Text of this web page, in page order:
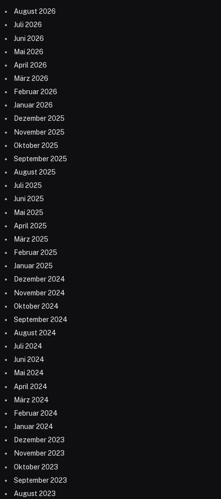
August 2026
Juli 2026
Juni 2026
Mai 2026
April 2026
März 2026
Februar 2026
Januar 2026
Dezember 2025
November 2025
Oktober 2025
September 2025
August 2025
Juli 2025
Juni 2025
Mai 2025
April 2025
März 2025
Februar 2025
Januar 2025
Dezember 2024
November 2024
Oktober 2024
September 2024
August 2024
Juli 2024
Juni 2024
Mai 2024
April 2024
März 2024
Februar 2024
Januar 2024
Dezember 2023
November 2023
Oktober 2023
September 2023
August 2023